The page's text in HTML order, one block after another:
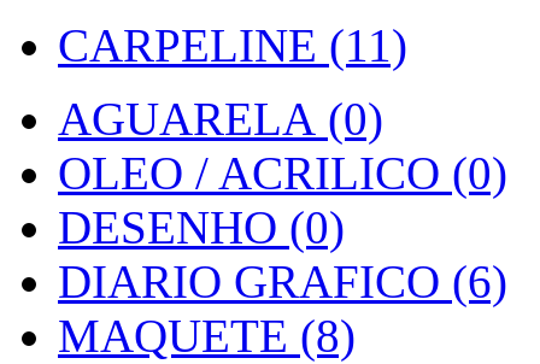
CARPELINE (11)
AGUARELA (0)
OLEO / ACRILICO (0)
DESENHO (0)
DIARIO GRAFICO (6)
MAQUETE (8)